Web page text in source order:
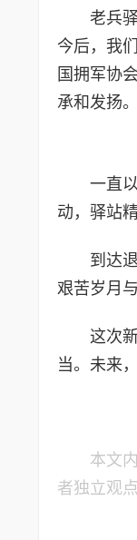
老兵
今后，我
国拥军协
承和发扬。
一直
动，驿站
到达
艰苦岁月
这次
当。未来
本文
者独立观